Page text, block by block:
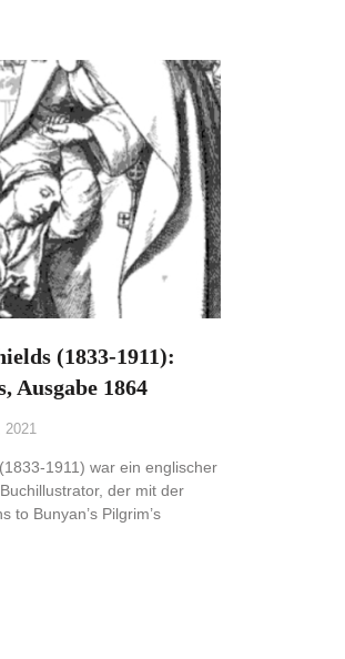
(1833-1911):
Ausgabe 1864
2021
1911) war ein englischer
der mit der
to Bunyan’s Pilgrim’s